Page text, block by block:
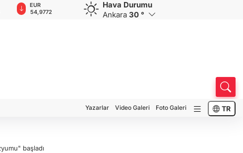
GBP
64,1922
CHF
58,6683
CAD
34,0143
Hava Durumu
Ankara 30 °
Yazarlar Video Galeri Foto Galeri TR
başladı